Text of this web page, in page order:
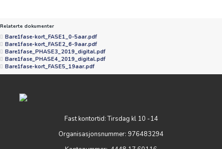
Relaterte dokumenter
Bare1fase-kort_FASE1_0-5aar.pdf
Bare1fase-kort_FASE2_6-9aar.pdf
Bare1fase_PHASE3_2019_digital.pdf
Bare1fase_PHASE4_2019_digital.pdf
Bare1fase-kort_FASE5_19aar.pdf
Fast kontortid: Tirsdag kl 10 -14
Organisasjonsnummer: 976483294